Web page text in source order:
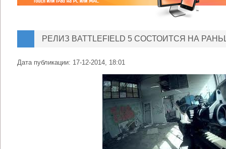
РЕЛИЗ BATTLEFIELD 5 СОСТОИТСЯ НА
Дата публикации: 17-12-2014, 18:01